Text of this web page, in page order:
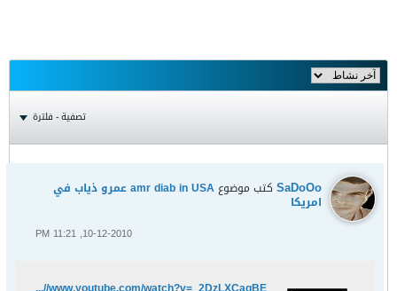
تصفية - فلترة
SaDoOo كتب موضوع amr diab in USA عمرو ذياب في
امريكا
10-12-2010, 11:21 PM